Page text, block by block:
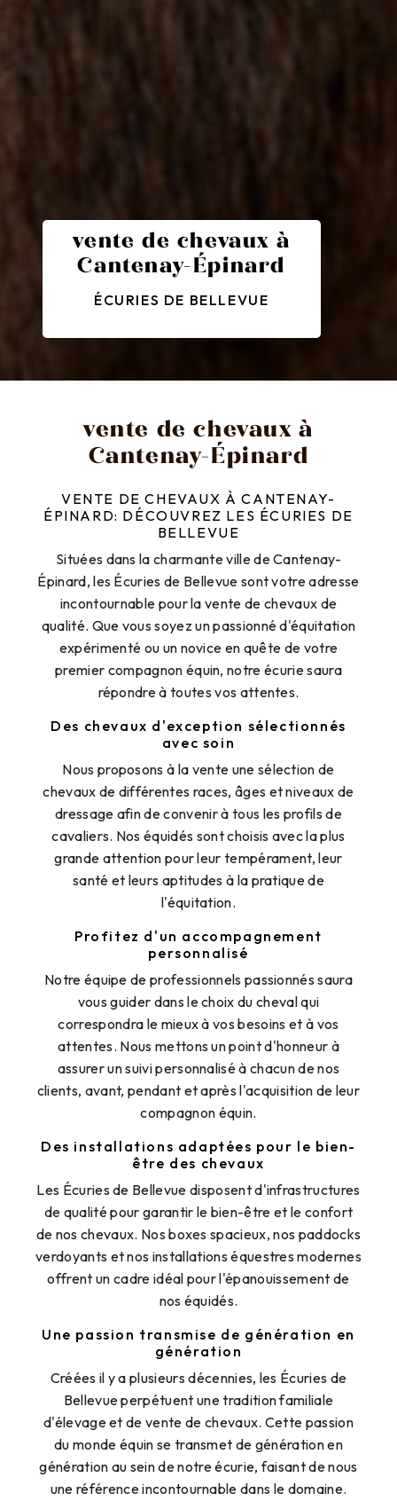
vente de chevaux à
Cantenay-Épinard
ÉCURIES DE BELLEVUE
vente de chevaux à
Cantenay-Épinard
VENTE DE CHEVAUX À CANTENAY-
ÉPINARD: DÉCOUVREZ LES ÉCURIES DE
BELLEVUE
Situées dans la charmante ville de Cantenay-
Épinard, les Écuries de Bellevue sont votre adresse
incontournable pour la vente de chevaux de
qualité. Que vous soyez un passionné d'équitation
expérimenté ou un novice en quête de votre
premier compagnon équin, notre écurie saura
répondre à toutes vos attentes.
Des chevaux d'exception sélectionnés
avec soin
Nous proposons à la vente une sélection de
chevaux de différentes races, âges et niveaux de
dressage afin de convenir à tous les profils de
cavaliers. Nos équidés sont choisis avec la plus
grande attention pour leur tempérament, leur
santé et leurs aptitudes à la pratique de
l'équitation.
Profitez d'un accompagnement
personnalisé
Notre équipe de professionnels passionnés saura
vous guider dans le choix du cheval qui
correspondra le mieux à vos besoins et à vos
attentes. Nous mettons un point d'honneur à
assurer un suivi personnalisé à chacun de nos
clients, avant, pendant et après l'acquisition de leur
compagnon équin.
Des installations adaptées pour le bien-
être des chevaux
Les Écuries de Bellevue disposent d'infrastructures
de qualité pour garantir le bien-être et le confort
de nos chevaux. Nos boxes spacieux, nos paddocks
verdoyants et nos installations équestres modernes
offrent un cadre idéal pour l'épanouissement de
nos équidés.
Une passion transmise de génération en
génération
Créées il y a plusieurs décennies, les Écuries de
Bellevue perpétuent une tradition familiale
d'élevage et de vente de chevaux. Cette passion
du monde équin se transmet de génération en
génération au sein de notre écurie, faisant de nous
une référence incontournable dans le domaine.